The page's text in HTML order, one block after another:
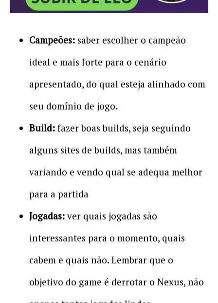
Campeões: saber escolher o campeão
ideal e mais forte para o cenário
apresentado, do qual esteja alinhado com
seu domínio de jogo.
Build: fazer boas builds, seja seguindo
alguns sites de builds, mas também
variando e vendo qual se adequa melhor
para a partida
Jogadas:ver quais jogadas são
interessantes para o momento, quais
cabem e quais não. Lembrar que o
objetivo do game é derrotar o Nexus, não